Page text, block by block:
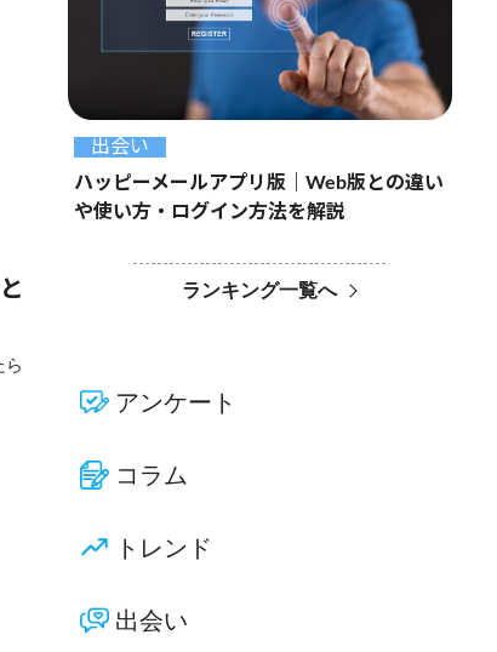
ら
出会い
ハッピーメールアプリ版｜Web版との違い
や使い方・ログイン方法を解説
ランキング一覧へ
アンケート
コラム
トレンド
出会い